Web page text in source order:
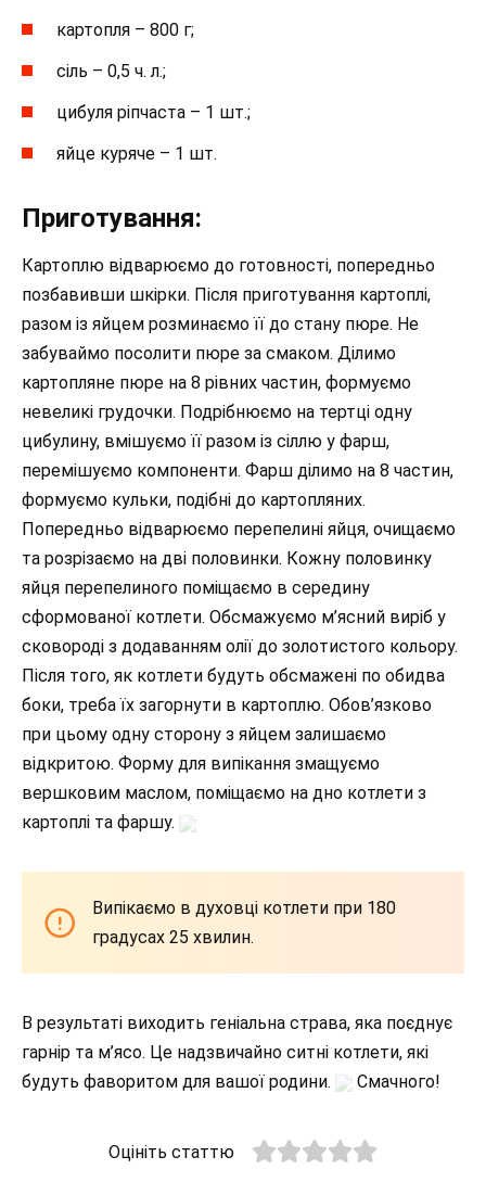
картопля – 800 г;
сіль – 0,5 ч. л.;
цибуля ріпчаста – 1 шт.;
яйце куряче – 1 шт.
Приготування:
Картоплю відварюємо до готовності, попередньо
позбавивши шкірки. Після приготування картоплі,
разом із яйцем розминаємо її до стану пюре. Не
забуваймо посолити пюре за смаком. Ділимо
картопляне пюре на 8 рівних частин, формуємо
невеликі грудочки. Подрібнюємо на тертці одну
цибулину, вмішуємо її разом із сіллю у фарш,
перемішуємо компоненти. Фарш ділимо на 8 частин,
формуємо кульки, подібні до картопляних.
Попередньо відварюємо перепелині яйця, очищаємо
та розрізаємо на дві половинки. Кожну половинку
яйця перепелиного поміщаємо в середину
сформованої котлети. Обсмажуємо м’ясний виріб у
сковороді з додаванням олії до золотистого кольору.
Після того, як котлети будуть обсмажені по обидва
боки, треба їх загорнути в картоплю. Обов’язково
при цьому одну сторону з яйцем залишаємо
відкритою. Форму для випікання змащуємо
вершковим маслом, поміщаємо на дно котлети з
картоплі та фаршу.
Випікаємо в духовці котлети при 180
градусах 25 хвилин.
В результаті виходить геніальна страва, яка поєднує
гарнір та м’ясо. Це надзвичайно ситні котлети, які
будуть фаворитом для вашої родини.
Смачного!
Оцініть статтю